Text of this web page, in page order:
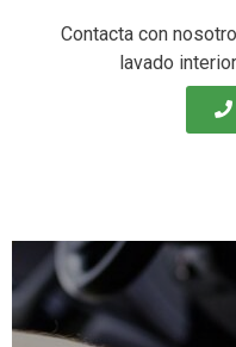
Contacta con
lavado